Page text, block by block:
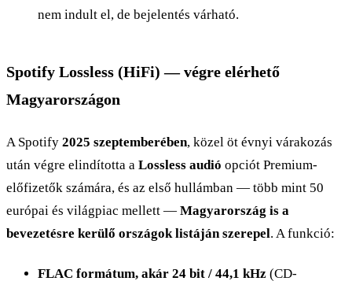
nem indult el, de bejelentés várható.
Spotify Lossless (HiFi) — végre elérhető
Magyarországon
A Spotify 2025 szeptemberében, közel öt évnyi várakozás
után végre elindította a Lossless audió opciót Premium-
előfizetők számára, és az első hullámban — több mint 50
európai és világpiac mellett — Magyarország is a
bevezetésre kerülő országok listáján szerepel. A funkció:
FLAC formátum, akár 24 bit / 44,1 kHz (CD-